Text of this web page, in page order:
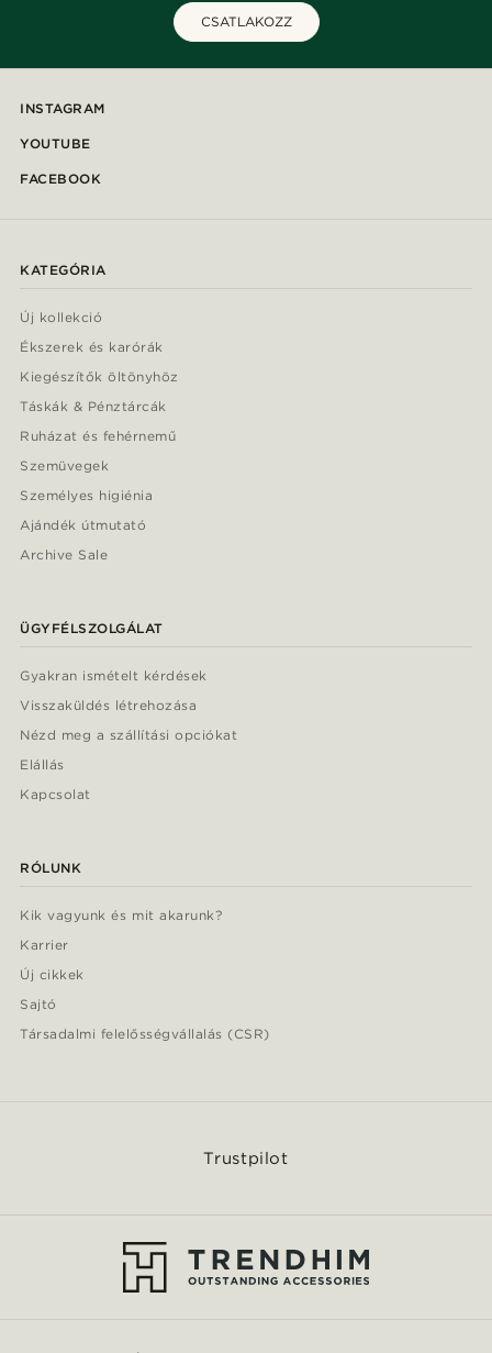
CSATLAKOZZ
INSTAGRAM
YOUTUBE
FACEBOOK
KATEGÓRIA
Új kollekció
Ékszerek és karórák
Kiegészítők öltönyhöz
Táskák & Pénztárcák
Ruházat és fehérnemű
Szemüvegek
Személyes higiénia
Ajándék útmutató
Archive Sale
ÜGYFÉLSZOLGÁLAT
Gyakran ismételt kérdések
Visszaküldés létrehozása
Nézd meg a szállítási opciókat
Elállás
Kapcsolat
RÓLUNK
Kik vagyunk és mit akarunk?
Karrier
Új cikkek
Sajtó
Társadalmi felelősségvállalás (CSR)
Trustpilot